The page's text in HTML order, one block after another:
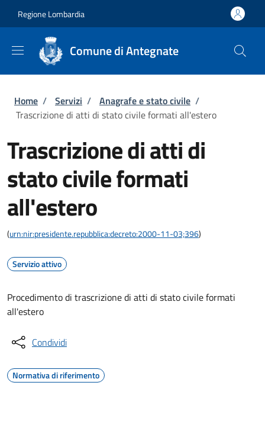
Regione Lombardia
Comune di Antegnate
Briciole di pane
Home / Servizi / Anagrafe e stato civile /
Trascrizione di atti di stato civile formati all'estero
Trascrizione di atti di
stato civile formati
all'estero
(urn:nir:presidente.repubblica:decreto:2000-11-03;396)
Servizio attivo
Procedimento di trascrizione di atti di stato civile formati
all'estero
Condividi
Normativa di riferimento